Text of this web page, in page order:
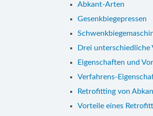
Abkant-Arten
Gesenkbiegepressen
Drei unterschiedliche
Eigenschaften und
Verfahrens-
Retrofitting von
Vorteile eines